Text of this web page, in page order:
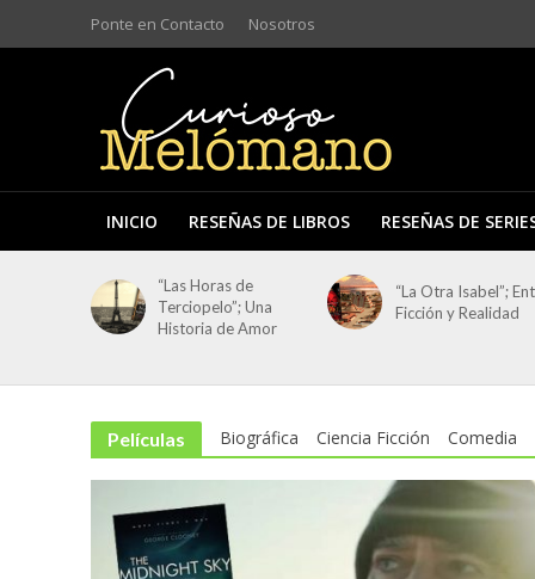
Ponte en Contacto Nosotros
INICIO RESEÑAS DE LIBROS RESEÑAS DE
“Las Horas de
Terciopelo”; Una
Historia de Amor
“La Otra Isabel”;
Ficción y Realidad
Películas Biográfica Ciencia Ficción Comedia